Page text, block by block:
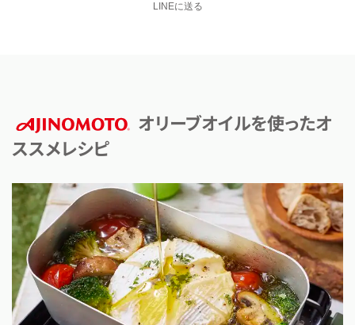
LINEに送る
AJINOMOTO
オリーブオイルを使ったオ
ススメレシピ